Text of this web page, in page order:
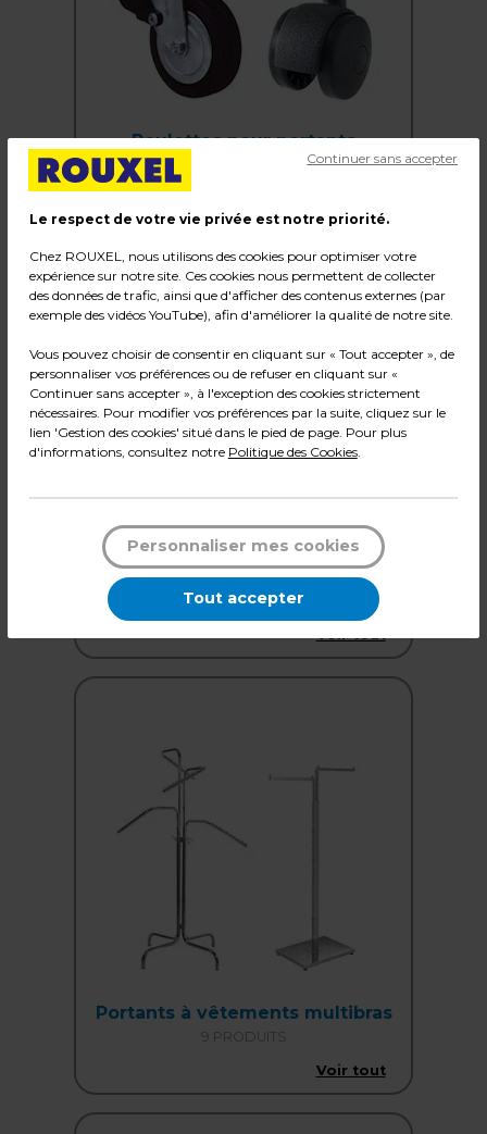
Roulettes pour portants
Portants à vêtements ronds
6 PRODUITS
Portants à vêtements multibras
9 PRODUITS
Voir tout
Le respect de votre vie privée est notre priorité.
Chez ROUXEL, nous utilisons des cookies pour optimiser votre
expérience sur notre site. Ces cookies nous permettent de collecter
des données de trafic, ainsi que d'afficher des contenus externes (par
exemple des vidéos YouTube), afin d'améliorer la qualité de notre site.
Vous pouvez choisir de consentir en cliquant sur « Tout accepter », de
personnaliser vos préférences ou de refuser en cliquant sur «
Continuer sans accepter », à l'exception des cookies strictement
nécessaires. Pour modifier vos préférences par la suite, cliquez sur le
lien 'Gestion des cookies' situé dans le pied de page. Pour plus
d'informations, consultez notre Politique des Cookies.
Continuer sans accepter
Personnaliser mes cookies
Tout accepter